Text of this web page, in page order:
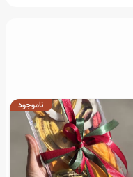
ناموجود